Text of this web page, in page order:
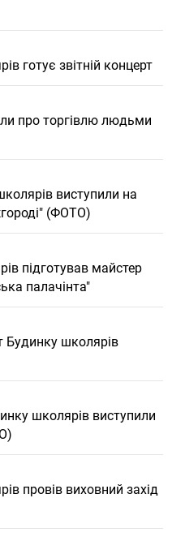
готує звітній концерт
про торгівлю людьми
виступили на
(ФОТО)
підготував майстер
палачінта"
Будинку школярів
школярів виступили
провів виховний захід